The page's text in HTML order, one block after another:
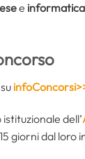
e informatica
su
dell’
giorni dal loro